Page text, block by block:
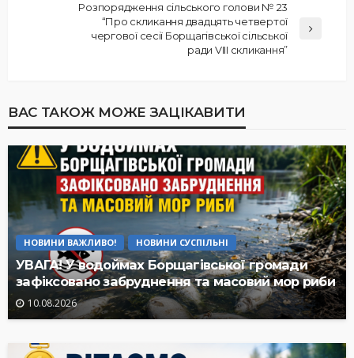
Розпорядження сільського голови № 23
“Про скликання двадцять четвертої
чергової сесії Борщагівської сільської
ради VIII скликання”
ВАС ТАКОЖ МОЖЕ ЗАЦІКАВИТИ
НОВИНИ ВАЖЛИВО! НОВИНИ СУСПІЛЬНІ
УВАГА! У водоймах Борщагівської громади
зафіксовано забруднення та масовий мор риби
10.08.2026